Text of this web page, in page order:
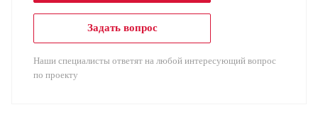
Задать вопрос
Наши специалисты ответят на любой интересующий вопрос
по проекту